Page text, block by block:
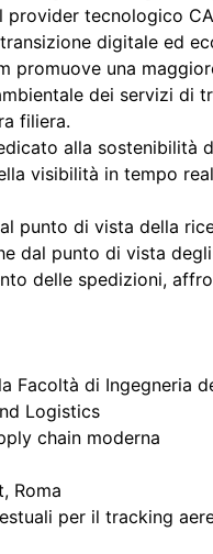
provider tecnologico
digitale ed
promuove una
dei servizi
filiera.
alla
visibilità in tempo
punto di vista della
dal punto di vista
delle spedizioni,
Facoltà di Ingegneria
Logistics
chain moderna
Roma
per il tracking